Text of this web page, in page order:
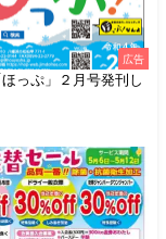
広告
っぷ」２月号発刊し